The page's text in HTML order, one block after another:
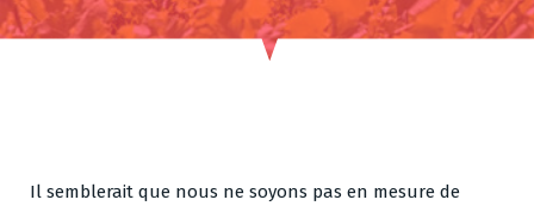
Il semblerait que nous ne soyons pas en mesure de